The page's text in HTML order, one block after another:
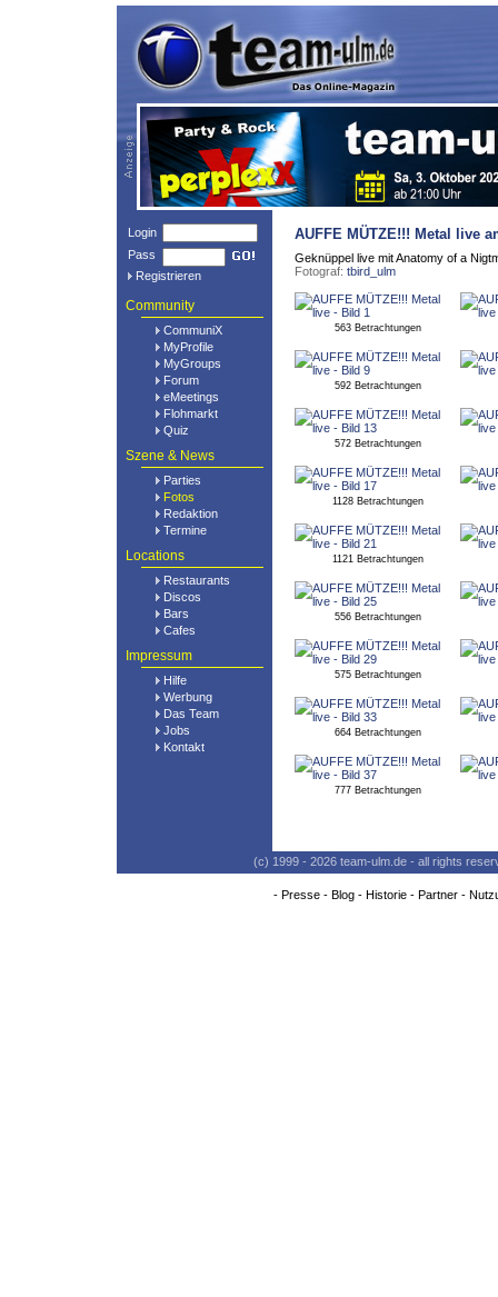
Login
Pass
Registrieren
Community
CommuniX
MyProfile
MyGroups
Forum
eMeetings
Flohmarkt
Quiz
Szene & News
Parties
Fotos
Redaktion
Termine
Locations
Restaurants
Discos
Bars
Cafes
Impressum
Hilfe
Werbung
Das Team
Jobs
Kontakt
AUFFE MÜTZE!!! Metal live
Geknüppel live mit Anatomy of a
Fotograf: tbird_ulm
563 Betrachtungen
592 Betrachtungen
572 Betrachtungen
1128 Betrachtungen
1121 Betrachtungen
556 Betrachtungen
575 Betrachtungen
664 Betrachtungen
777 Betrachtungen
(c) 1999 - 2026 team-ulm.de - all rights
- Presse- Blog- Historie- Partner-